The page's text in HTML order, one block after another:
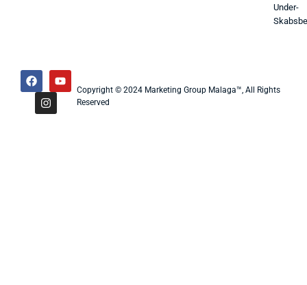
Under-
Copyright © 2024 Marketing Group Malaga™, All Rights
Reserved